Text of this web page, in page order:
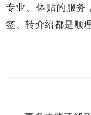
专业、体贴的服
签、转介绍都是顺